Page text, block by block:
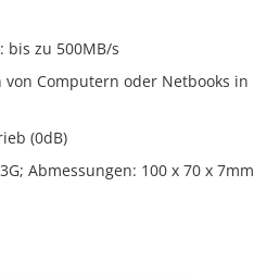
bis zu 500MB/s
Computern oder Netbooks in
(0dB)
Abmessungen: 100 x 70 x 7mm